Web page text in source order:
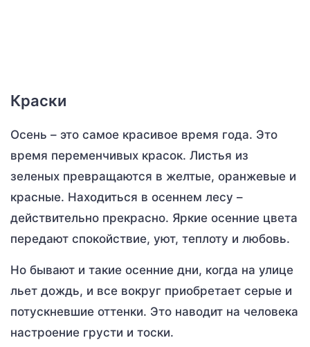
Краски
Осень – это самое красивое время года. Это
время переменчивых красок. Листья из
зеленых превращаются в желтые, оранжевые и
красные. Находиться в осеннем лесу –
действительно прекрасно. Яркие осенние цвета
передают спокойствие, уют, теплоту и любовь.
Но бывают и такие осенние дни, когда на улице
льет дождь, и все вокруг приобретает серые и
потускневшие оттенки. Это наводит на человека
настроение грусти и тоски.